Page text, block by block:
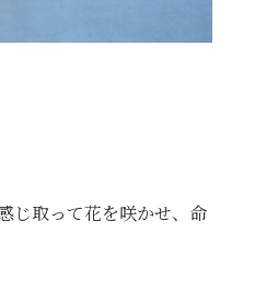
じ取って花を咲かせ、命